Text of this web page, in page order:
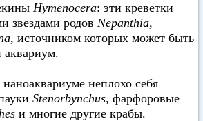
Hymenocera: эти креветки
звездами родов Nepanthia,
, источником которых может быть
неплохо себя
Stenorbynchus, фарфоровые
и многие другие крабы.